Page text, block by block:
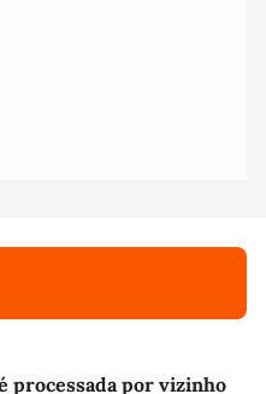
processada por vizinho